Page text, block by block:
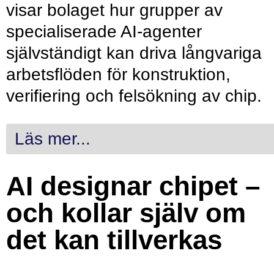
visar bolaget hur grupper av
specialiserade AI-agenter
självständigt kan driva långvariga
arbetsflöden för konstruktion,
verifiering och felsökning av chip.
Läs mer...
AI designar chipet –
och kollar själv om
det kan tillverkas